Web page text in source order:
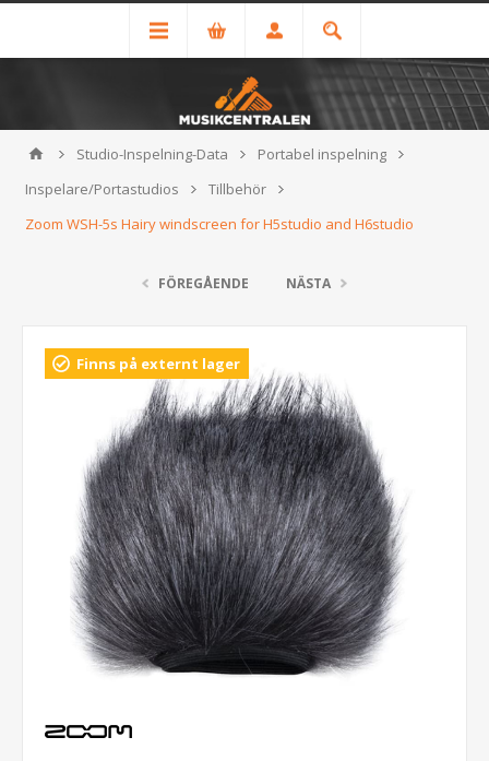
Studio-Inspelning-Data
Portabel inspelning
Inspelare/Portastudios
Tillbehör
Zoom WSH-5s Hairy windscreen for H5studio and H6studio
FÖREGÅENDE NÄSTA
Finns på externt lager